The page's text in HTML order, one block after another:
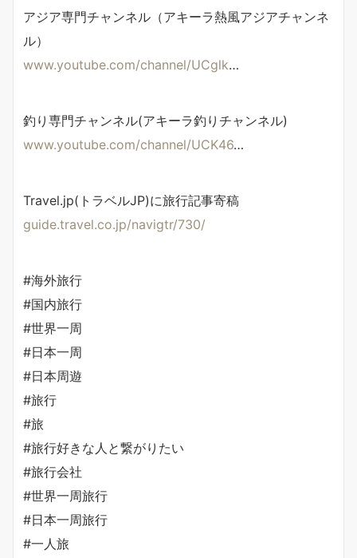
アジア専門チャンネル（アキーラ熱風アジアチャンネ
ル）
www.youtube.com/channel/UCglk…
釣り専門チャンネル(アキーラ釣りチャンネル)
www.youtube.com/channel/UCK46…
Travel.jp(トラベルJP)に旅行記事寄稿
guide.travel.co.jp/navigtr/730/
#海外旅行
#国内旅行
#世界一周
#日本一周
#日本周遊
#旅行
#旅
#旅行好きな人と繋がりたい
#旅行会社
#世界一周旅行
#日本一周旅行
#一人旅